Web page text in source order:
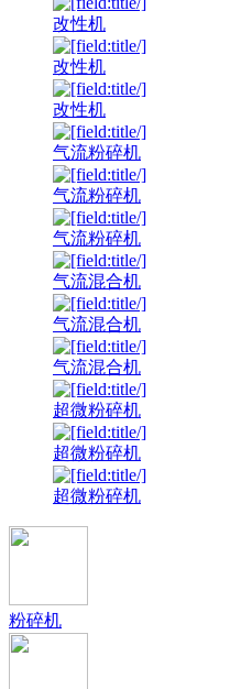
改性机
改性机
改性机
气流粉碎机
气流粉碎机
气流粉碎机
气流混合机
气流混合机
气流混合机
超微粉碎机
超微粉碎机
超微粉碎机
粉碎机